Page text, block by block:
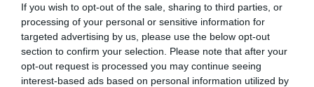
If you wish to opt-out of the sale, sharing to third parties, or
processing of your personal or sensitive information for
targeted advertising by us, please use the below opt-out
section to confirm your selection. Please note that after your
opt-out request is processed you may continue seeing
interest-based ads based on personal information utilized by
La Camera boccia il patentino antifascista per parlare a
Montecitorio: palo clamoroso del Pd
5 Agosto 2026